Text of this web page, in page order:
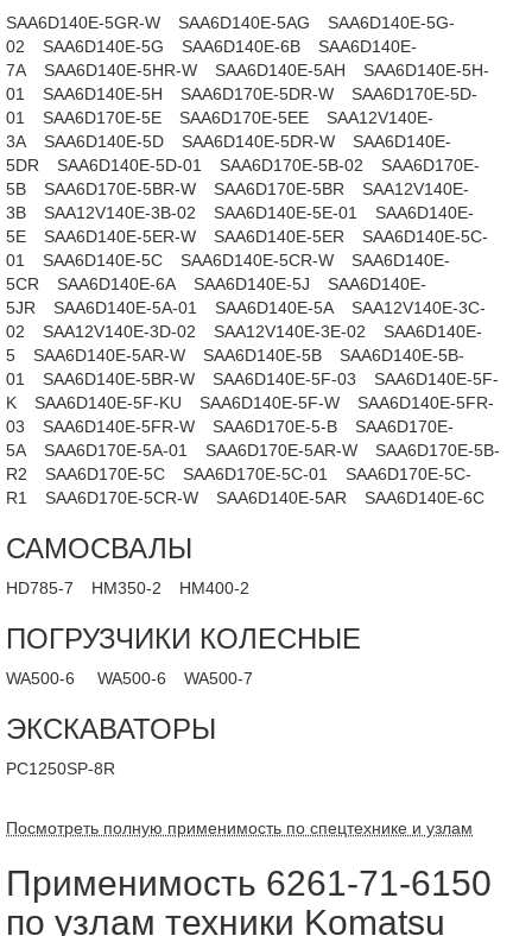
SAA6D140E-5GR-W SAA6D140E-5AG
SAA6D140E-5G-
02
SAA6D140E-5G SAA6D140E-6B
SAA6D140E-
7A
SAA6D140E-5HR-W SAA6D140E-5AH
SAA6D140E-5H-
01
SAA6D140E-5H SAA6D170E-5DR-W
SAA6D170E-5D-
01
SAA6D170E-5E SAA6D170E-5EE
SAA12V140E-
3A
SAA6D140E-5D SAA6D140E-5DR-W
SAA6D140E-
5DR
SAA6D140E-5D-01 SAA6D170E-5B-02
SAA6D170E-
5B
SAA6D170E-5BR-W SAA6D170E-5BR
SAA12V140E-
3B
SAA12V140E-3B-02 SAA6D140E-5E-01
SAA6D140E-
5E
SAA6D140E-5ER-W SAA6D140E-5ER
SAA6D140E-5C-
01
SAA6D140E-5C SAA6D140E-5CR-W
SAA6D140E-
5CR
SAA6D140E-6A SAA6D140E-5J
SAA6D140E-
5JR
SAA6D140E-5A-01 SAA6D140E-5A
SAA12V140E-3C-
02
SAA12V140E-3D-02 SAA12V140E-3E-02
SAA6D140E-
5
SAA6D140E-5AR-W SAA6D140E-5B
SAA6D140E-5B-
01
SAA6D140E-5BR-W SAA6D140E-5F-03
SAA6D140E-5F-
K
SAA6D140E-5F-KU SAA6D140E-5F-W
SAA6D140E-5FR-
03
SAA6D140E-5FR-W SAA6D170E-5-B
SAA6D170E-
5A
SAA6D170E-5A-01 SAA6D170E-5AR-W
SAA6D170E-5B-
R2
SAA6D170E-5C SAA6D170E-5C-01
SAA6D170E-5C-
R1
SAA6D170E-5CR-W SAA6D140E-5AR SAA6D140E-6C
САМОСВАЛЫ
HD785-7 HM350-2 HM400-2
ПОГРУЗЧИКИ КОЛЕСНЫЕ
WA500-6 WA500-6 WA500-7
ЭКСКАВАТОРЫ
PC1250SP-8R
Посмотреть полную применимость по спецтехнике и узлам
Применимость 6261-71-6150
по узлам техники Komatsu